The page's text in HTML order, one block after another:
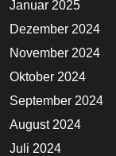
Januar 2025
Dezember 2024
November 2024
Oktober 2024
September 2024
August 2024
Juli 2024